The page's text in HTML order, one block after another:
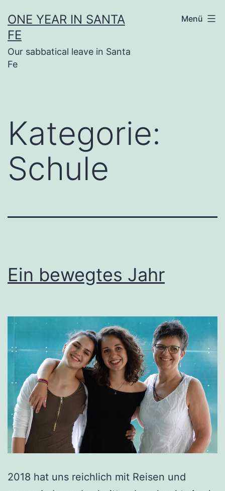
Inhalt
springen
ONE YEAR IN SANTA
FE
Our sabbatical leave in Santa
Fe
Menü
Kategorie:
Schule
Ein bewegtes Jahr
2018 hat uns reichlich mit Reisen und